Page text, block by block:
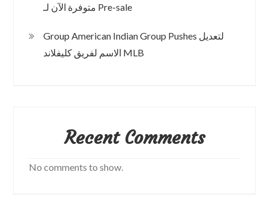
متوفرة الآن لـ Pre-sale
Group American Indian Group Pushes لتعديل
الاسم لفريق كليفلاند MLB
Recent Comments
No comments to show.